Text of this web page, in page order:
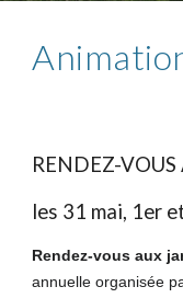
RENDEZ-VOUS
les 31 mai, 1er
Rendez-vous aux
annuelle organisée